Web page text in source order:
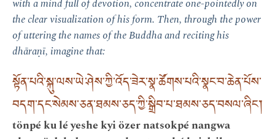
with a mind full of devotion, concentrate one-pointedly on
the clear visualization of his form. Then, through the power
of uttering the names of the Buddha and reciting his
dhāraṇī, imagine that:
སྟོན་པའི་སྐུ་ལས་ཡེ་ཤེས་ཀྱི་འོད་ཟེར་སྣ་ཚོགས་པའི་སྣང་བ་ཆེན་པོས་
བདག་དང་སེམས་ཅན་ཐམས་ཅད་ཀྱི་སྒྲིབ་པ་ཐམས་ཅད་བསལ་ཞིང་།
tönpé ku lé yeshe kyi özer natsokpé nangwa